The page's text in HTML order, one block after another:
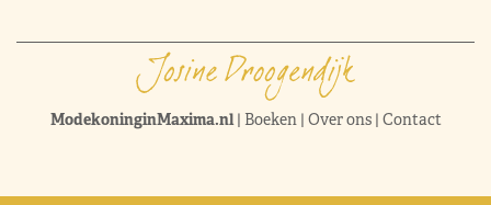
ModekoninginMaxima.nl| Boeken | Over ons| Contact